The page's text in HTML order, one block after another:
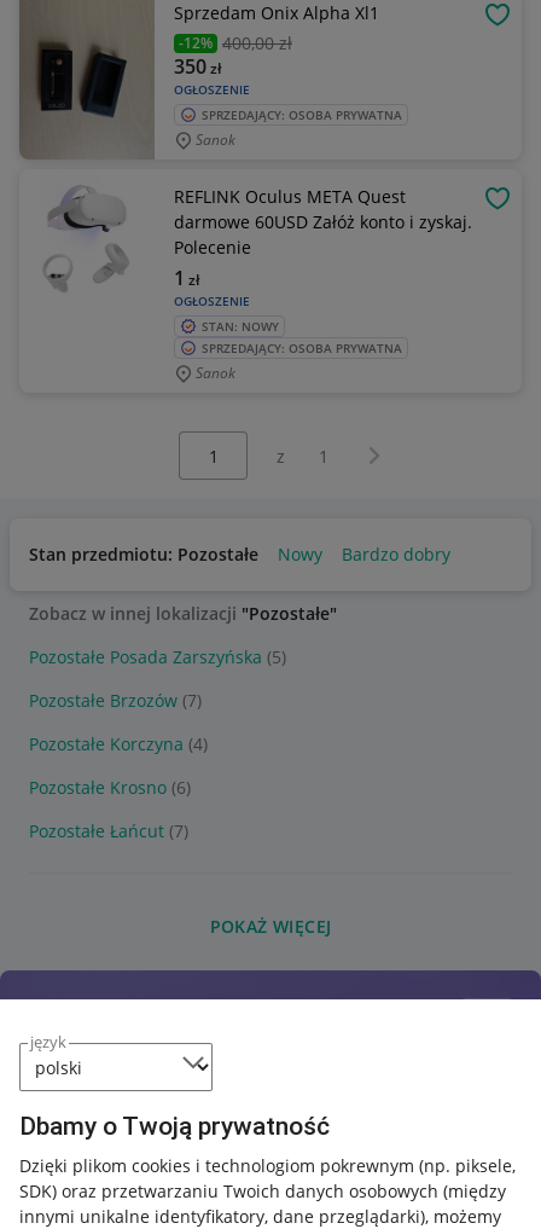
język
Dbamy o Twoją prywatność
Dzięki plikom cookies i technologiom pokrewnym (np. piksele,
SDK) oraz przetwarzaniu Twoich danych osobowych (między
innymi unikalne identyfikatory, dane przeglądarki), możemy
Sprzedam Onix Alpha Xl1
-12% 400,00 zł
OGŁOSZENIE
350zł
SPRZEDAJĄCY: OSOBA PRYWATNA
Sanok
REFLINK Oculus META Quest
darmowe 60USD Załóż konto i zyskaj.
Polecenie
OGŁOSZENIE
1 zł
STAN: NOWY
SPRZEDAJĄCY: OSOBA PRYWATNA
Sanok
z 1 Następna strona
Stan przedmiotu: Pozostałe Nowy Bardzo dobry
Zobacz w innej lokalizacji "Pozostałe"
Pozostałe Posada Zarszyńska (5)
Pozostałe Brzozów (7)
Pozostałe Korczyna (4)
Pozostałe Krosno (6)
Pozostałe Łańcut (7)
POKAŻ WIĘCEJ